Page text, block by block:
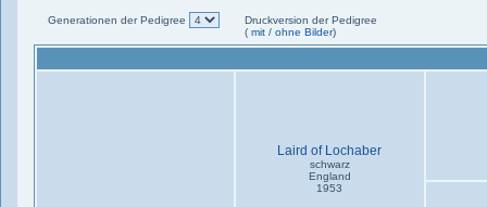
Generationen der Pedigree
Druckversion der Pedigree
( mit / ohne Bilder)
Laird of Lochaber
schwarz
England
1953